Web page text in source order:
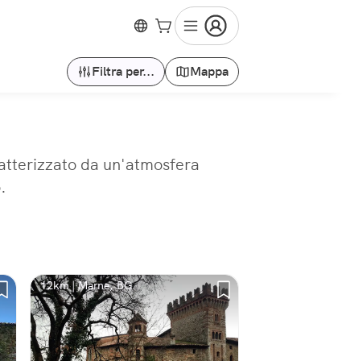
Filtra per... Mappa
da un'atmosfera
12km | Marne, BG